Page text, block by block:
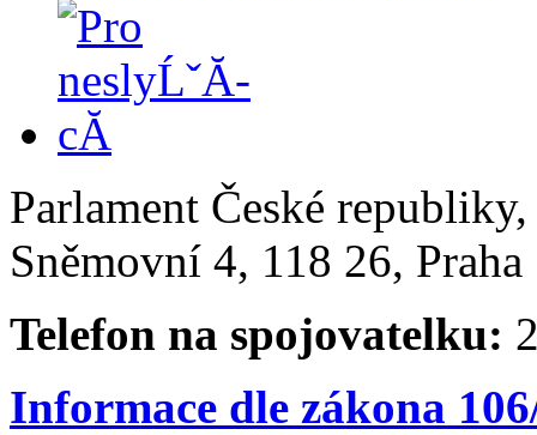
Parlament České
Sněmovní 4, 118 26,
Telefon na spojovatelku:
Informace dle zákona